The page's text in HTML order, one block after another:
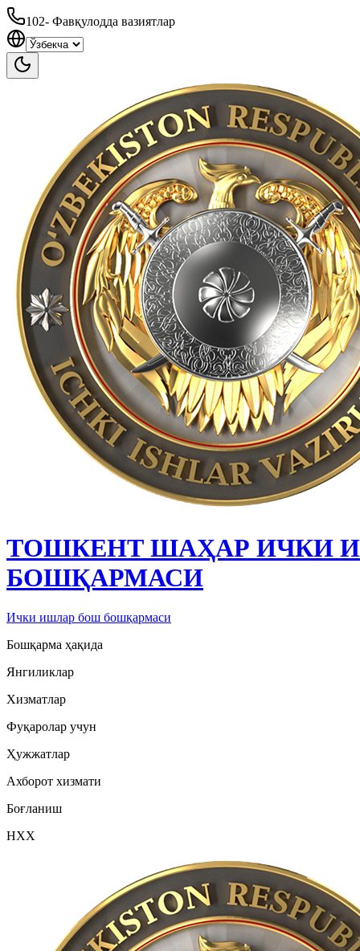
102- Фавқулодда вазиятлар
ТОШКЕНТ ШАҲАР ИЧКИ
БОШҚАРМАСИ
Ички ишлар бош бошқармаси
Бошқарма ҳақида
Янгиликлар
Хизматлар
Фуқаролар учун
Ҳужжатлар
Ахборот хизмати
Боғланиш
НХХ